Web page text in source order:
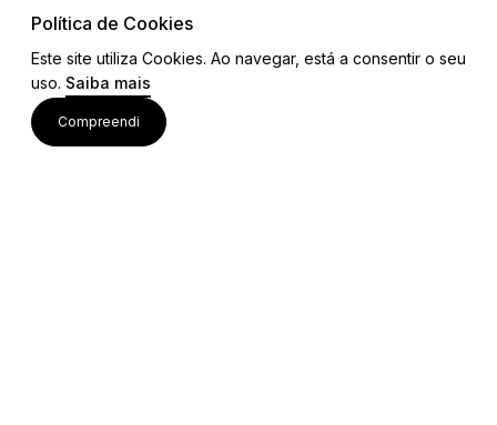
Política de Cookies
Este site utiliza Cookies. Ao navegar, está a consentir o seu
uso. Saiba mais
Compreendi
Links
Ligações Úteis
Contactos